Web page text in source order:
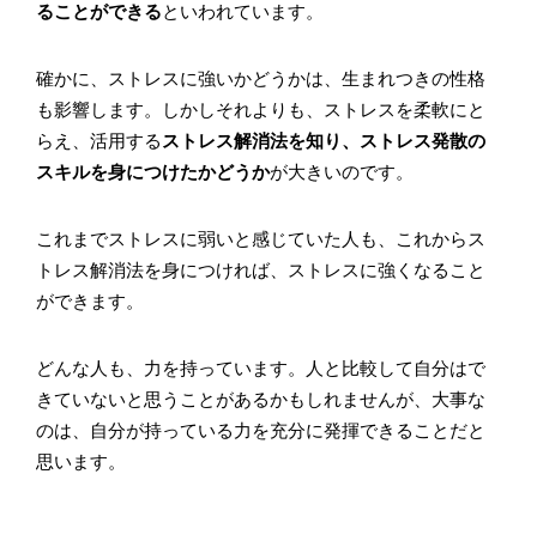
ることができるといわれています。
確かに、ストレスに強いかどうかは、生まれつきの性格
も影響します。しかしそれよりも、ストレスを柔軟にと
らえ、活用する ストレス解消法を知り、ストレス発散の
スキルを身につけたかどうかが大きいのです。
これまでストレスに弱いと感じていた人も、これからス
トレス解消法を身につければ、ストレスに強くなること
ができます。
どんな人も、力を持っています。人と比較して自分はで
きていないと思うことがあるかもしれませんが、大事な
のは、自分が持っている力を充分に発揮できることだと
思います。